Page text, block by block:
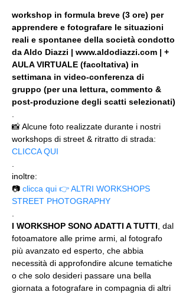
workshop in formula breve (3 ore) per
apprendere e fotografare le situazioni
reali e spontanee della società condotto
da Aldo Diazzi | www.aldodiazzi.com | +
AULA VIRTUALE (facoltativa) in
settimana in video-conferenza di
gruppo (per una lettura, commento &
post-produzione degli scatti selezionati)
📸 Alcune foto realizzate durante i nostri
workshops di street & ritratto di strada:
CLICCA QUI
inoltre:
📷 clicca qui 👉 ALTRI WORKSHOPS
STREET PHOTOGRAPHY
I WORKSHOP SONO ADATTI A TUTTI , dal
fotoamatore alle prime armi, al fotografo
più avanzato ed esperto, che abbia
necessità di approfondire alcune tematiche
o che solo desideri passare una bella
giornata a fotografare in compagnia di altri